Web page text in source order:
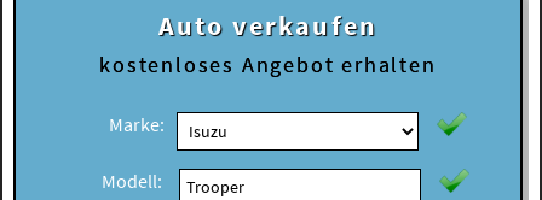
Auto verkaufen
kostenloses Angebot erhalten
Marke:
Modell: